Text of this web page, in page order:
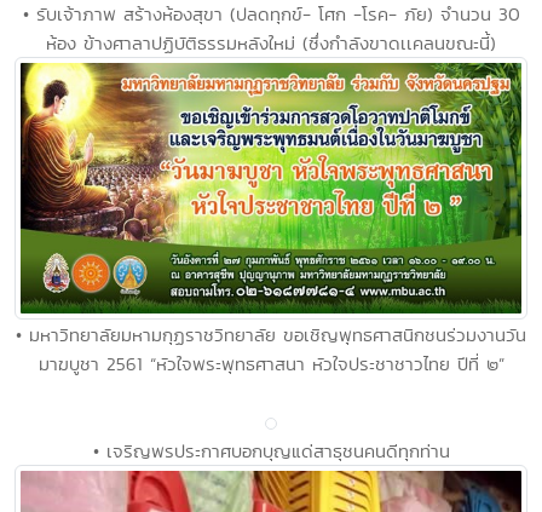
• รับเจ้าภาพ สร้างห้องสุขา (ปลดทุกข์- โศก -โรค- ภัย) จำนวน 30
ห้อง ข้างศาลาปฏิบัติธรรมหลังใหม่ (ซึ่งกำลังขาดเเคลนขณะนี้)
• มหาวิทยาลัยมหามกุฏราชวิทยาลัย ขอเชิญพุทธศาสนิกชนร่วมงานวัน
มาฆบูชา 2561 “หัวใจพระพุทธศาสนา หัวใจประชาชาวไทย ปีที่ ๒”
• เจริญพรประกาศบอกบุญแด่สาธุชนคนดีทุกท่าน